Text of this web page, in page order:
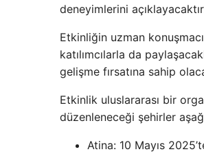
deneyimlerini
Etkinliğin uzman
katılımcılarla da
gelişme fırsatına sahip
Etkinlik uluslararası bir
düzenleneceği şehirler
Atina: 10 Mayıs